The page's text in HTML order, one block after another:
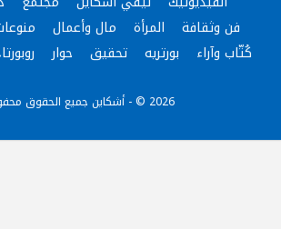
فن وثقافة
المرأة مال وأعمال
كُتّاب وآراء
بورتريه تحقيق حوار
2026 © - أشكاين جميع الحقوق محفوظة